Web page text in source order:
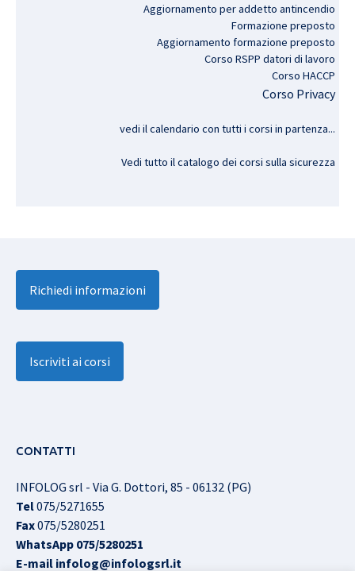
Aggiornamento per addetto antincendio
Formazione preposto
Aggiornamento formazione preposto
Corso RSPP datori di lavoro
Corso HACCP
Corso Privacy
vedi il calendario con tutti i corsi in partenza...
Vedi tutto il catalogo dei corsi sulla sicurezza
Richiedi informazioni
Iscriviti ai corsi
CONTATTI
INFOLOG srl - Via G. Dottori, 85 - 06132 (PG)
Tel075/5271655
Fax075/5280251
WhatsApp 075/5280251
E-mail infolog@infologsrl.it